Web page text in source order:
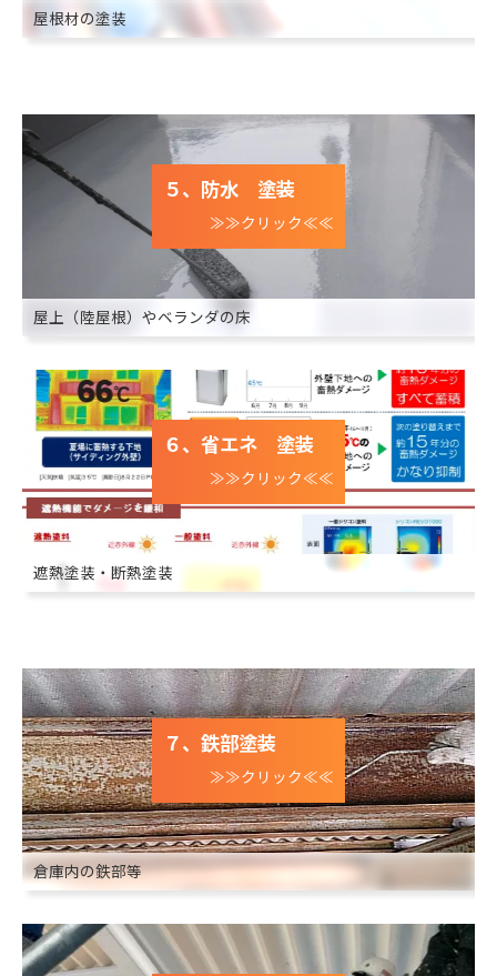
屋根材の塗装
５、防水 塗装
≫≫クリック≪≪
屋上（陸屋根）やベランダの床
６、省エネ 塗装
≫≫クリック≪≪
遮熱塗装・断熱塗装
７、鉄部塗装
≫≫クリック≪≪
倉庫内の鉄部等